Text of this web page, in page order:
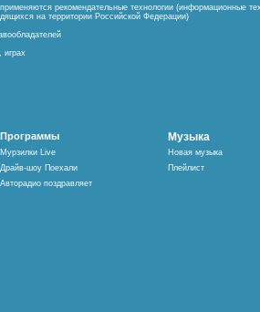
рекомендательные технологии (информационные
на территории Российской Федерации)
играх
Программы
Мурзилки Live
Драйв-шоу Поехали
Авторадио поздравляет
Музыка
Новая музыка
Плейлист